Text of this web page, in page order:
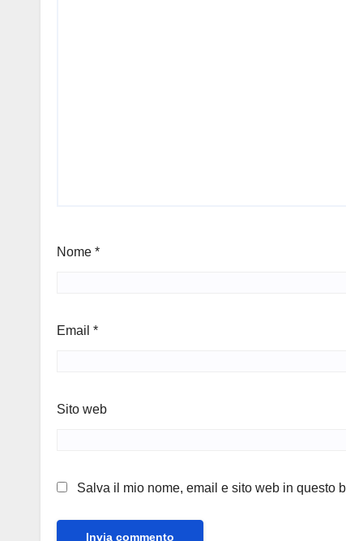
Nome *
Email *
Sito web
Salva il mio nome, email e sito web in questo